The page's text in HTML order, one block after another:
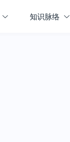
知识脉络